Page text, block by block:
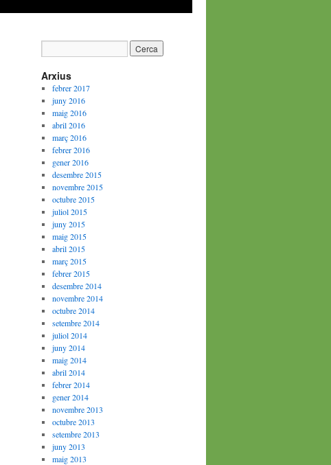
Arxius
febrer 2017
juny 2016
maig 2016
abril 2016
març 2016
febrer 2016
gener 2016
desembre 2015
novembre 2015
octubre 2015
juliol 2015
juny 2015
maig 2015
abril 2015
març 2015
febrer 2015
desembre 2014
novembre 2014
octubre 2014
setembre 2014
juliol 2014
juny 2014
maig 2014
abril 2014
febrer 2014
gener 2014
novembre 2013
octubre 2013
setembre 2013
juny 2013
maig 2013